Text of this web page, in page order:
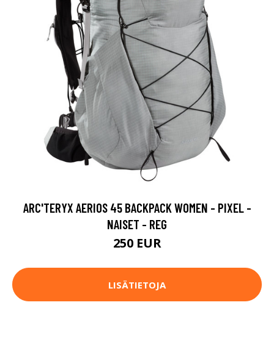
ARC'TERYX AERIOS 45 BACKPACK WOMEN - PIXEL -
NAISET - REG
250 EUR
LISÄTIETOJA